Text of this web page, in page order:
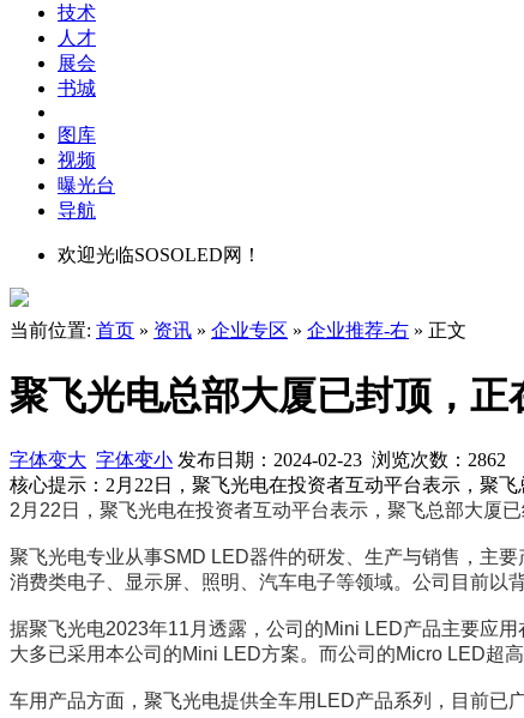
技术
人才
展会
书城
图库
视频
曝光台
导航
欢迎光临SOSOLED网！
当前位置: 首页 » 资讯 » 企业专区 » 企业推荐-右 » 正文
聚飞光电总部大厦已封顶，正
字体变大 字体变小 发布日期：2024-02-23 浏览次数： 2862
核心提示：2月22日，聚飞光电在投资者互动平台表示，聚
2月22日，聚飞光电在投资者互动平台表示，聚飞总部大厦
聚飞光电专业从事SMD LED器件的研发、生产与销售，主
消费类电子、显示屏、照明、汽车电子等领域。公司目前以
据聚飞光电2023年11月透露，公司的Mini LED产品主要应
大多已采用本公司的Mini LED方案。而公司的Micro LED超
车用产品方面，聚飞光电提供全车用LED产品系列，目前已